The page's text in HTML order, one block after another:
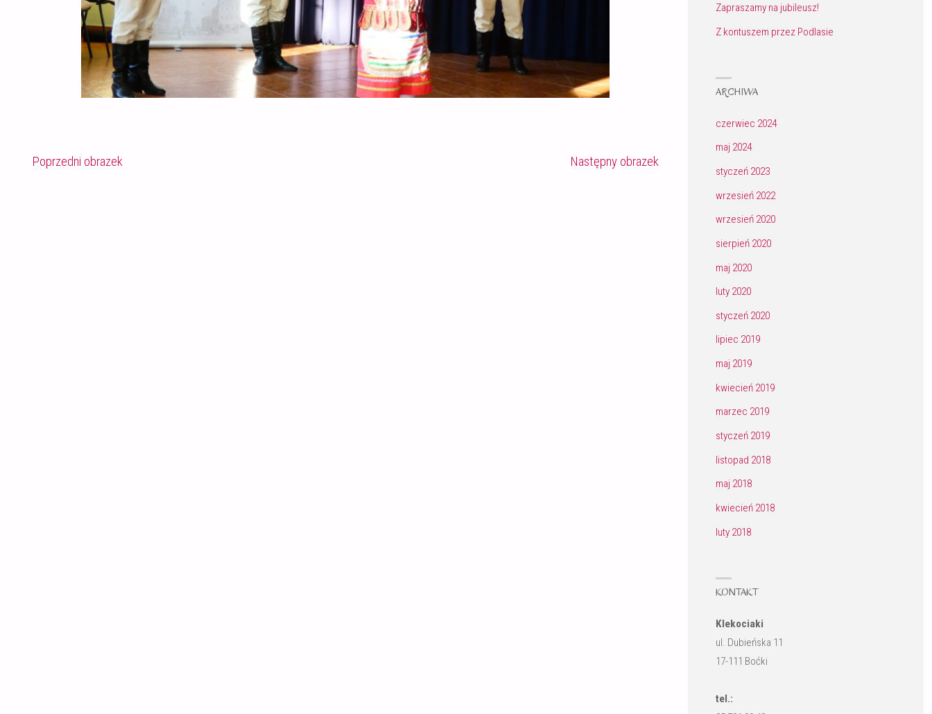
Poprzedni obrazek Następny obrazek
Zapraszamy na jubileusz!
Z kontuszem przez Podlasie
ARCHIWA
czerwiec 2024
maj 2024
styczeń 2023
wrzesień 2022
wrzesień 2020
sierpień 2020
maj 2020
luty 2020
styczeń 2020
lipiec 2019
maj 2019
kwiecień 2019
marzec 2019
styczeń 2019
listopad 2018
maj 2018
kwiecień 2018
luty 2018
KONTAKT
Klekociaki
ul. Dubieńska 11
17-111 Boćki
tel.: